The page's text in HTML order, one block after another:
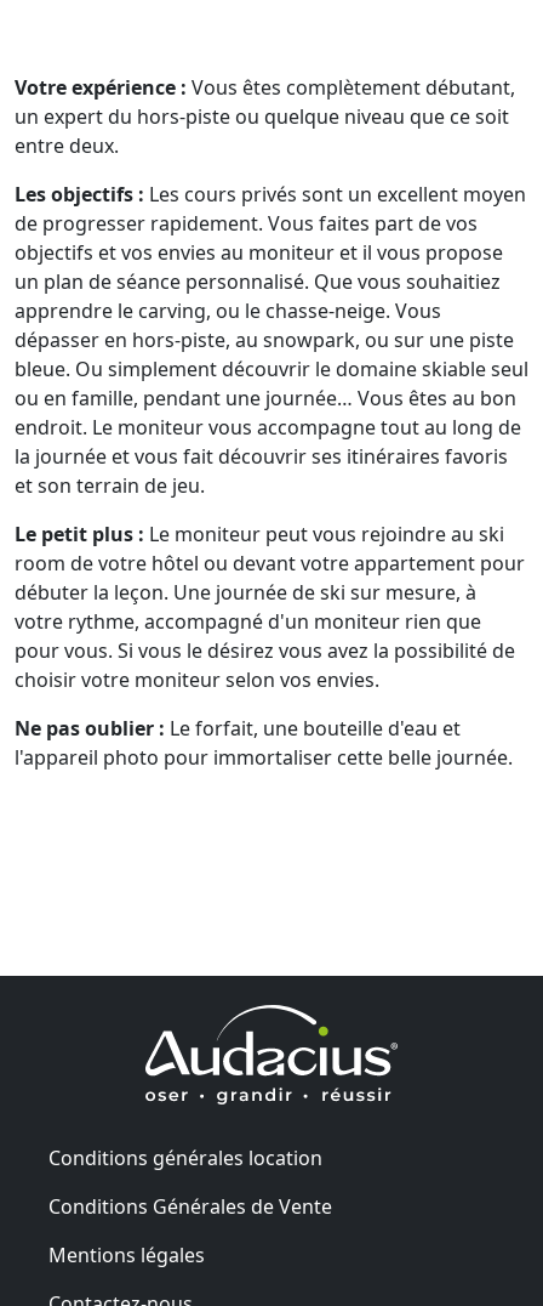
Votre expérience : Vous êtes complètement débutant,
un expert du hors-piste ou quelque niveau que ce soit
entre deux.
Les objectifs : Les cours privés sont un excellent moyen
de progresser rapidement. Vous faites part de vos
objectifs et vos envies au moniteur et il vous propose
un plan de séance personnalisé. Que vous souhaitiez
apprendre le carving, ou le chasse-neige. Vous
dépasser en hors-piste, au snowpark, ou sur une piste
bleue. Ou simplement découvrir le domaine skiable seul
ou en famille, pendant une journée… Vous êtes au bon
endroit. Le moniteur vous accompagne tout au long de
la journée et vous fait découvrir ses itinéraires favoris
et son terrain de jeu.
Le petit plus : Le moniteur peut vous rejoindre au ski
room de votre hôtel ou devant votre appartement pour
débuter la leçon. Une journée de ski sur mesure, à
votre rythme, accompagné d'un moniteur rien que
pour vous. Si vous le désirez vous avez la possibilité de
choisir votre moniteur selon vos envies.
Ne pas oublier : Le forfait, une bouteille d'eau et
l'appareil photo pour immortaliser cette belle journée.
Conditions générales location
Conditions Générales de Vente
Mentions légales